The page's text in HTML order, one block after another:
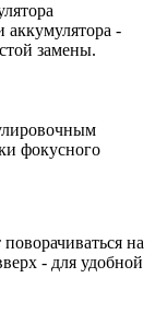
аккумулятора -
замены.
фокусного
на
- для удобной